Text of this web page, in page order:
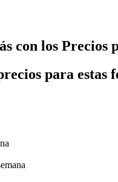
con los Precios
para estas